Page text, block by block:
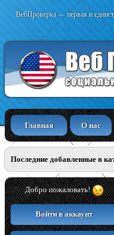
ВебПроверка — первая и
Главная О нас
Последние добавленные в
Добро пожаловать!
Войти в аккаунт